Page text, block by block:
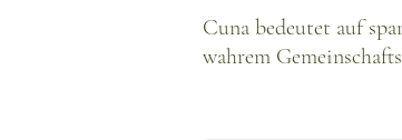
Cuna bedeutet auf
wahrem